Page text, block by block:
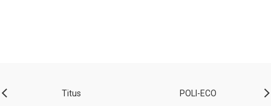
Titus POLI-ECO